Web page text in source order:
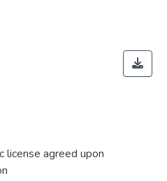
license agreed upon